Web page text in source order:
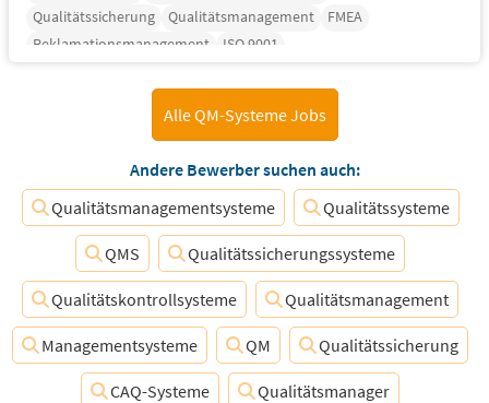
Qualitätssicherung
Qualitätsmanagement
FMEA
Reklamationsmanagement
ISO 9001
Alle QM-Systeme Jobs
Andere Bewerber suchen auch:
Qualitätsmanagementsysteme
Qualitätssysteme
QMS Qualitätssicherungssysteme
Qualitätskontrollsysteme Qualitätsmanagement
Managementsysteme QM Qualitätssicherung
CAQ-Systeme Qualitätsmanager